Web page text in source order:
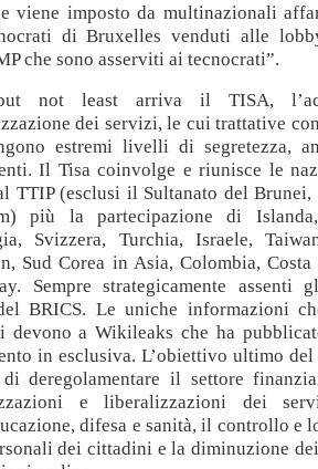
viene imposto da multinazionali
di Bruxelles venduti alle
che sono asserviti ai tecnocrati”.
not least arriva il TISA,
dei servizi, le cui trattative
estremi livelli di segretezza,
Il Tisa coinvolge e riunisce le
TTIP (esclusi il Sultanato del
più la partecipazione di
Svizzera, Turchia, Israele,
Sud Corea in Asia, Colombia, Costa
Sempre strategicamente assenti
BRICS. Le uniche informazioni
devono a Wikileaks che ha
in esclusiva. L’obiettivo ultimo del
deregolamentare il settore
e liberalizzazioni dei
difesa e sanità, il controllo e
dei cittadini e la diminuzione